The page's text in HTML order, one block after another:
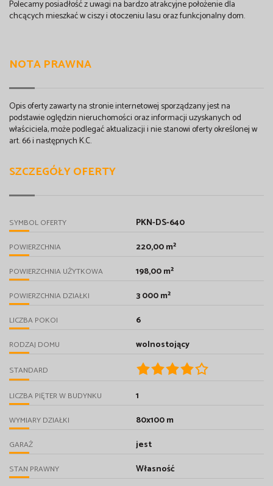
Polecamy posiadłość z uwagi na bardzo atrakcyjne położenie dla
chcących mieszkać w ciszy i otoczeniu lasu oraz funkcjonalny dom.
NOTA PRAWNA
Opis oferty zawarty na stronie internetowej sporządzany jest na
podstawie oględzin nieruchomości oraz informacji uzyskanych od
właściciela, może podlegać aktualizacji i nie stanowi oferty określonej w
art. 66 i następnych K.C.
SZCZEGÓŁY OFERTY
SYMBOL OFERTY PKN-DS-640
POWIERZCHNIA 220,00 m²
POWIERZCHNIA UŻYTKOWA 198,00 m²
POWIERZCHNIA DZIAŁKI 3 000 m²
LICZBA POKOI 6
RODZAJ DOMU wolnostojący
STANDARD
LICZBA PIĘTER W BUDYNKU 1
WYMIARY DZIAŁKI 80x100 m
GARAŻ jest
STAN PRAWNY Własność